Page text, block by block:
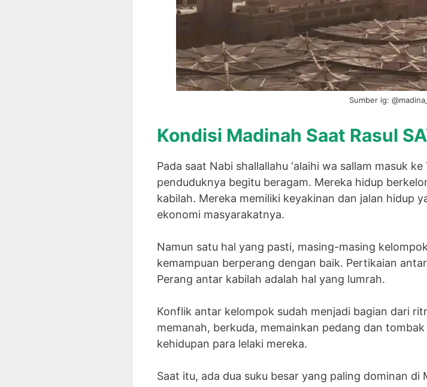
Sumber ig:
Kondisi Madinah Saat Rasul
Pada saat Nabi shallallahu ‘alaihi wa sallam masuk
penduduknya begitu beragam. Mereka hidup
kabilah. Mereka memiliki keyakinan dan jalan hidup
ekonomi masyarakatnya.
Namun satu hal yang pasti, masing-masing
kemampuan berperang dengan baik. Pertikaian
Perang antar kabilah adalah hal yang lumrah.
Konflik antar kelompok sudah menjadi bagian dari
memanah, berkuda, memainkan pedang dan
kehidupan para lelaki mereka.
Saat itu, ada dua suku besar yang paling dominan di